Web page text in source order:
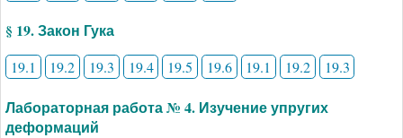
§ 19. Закон Гука
19.1 19.2 19.3 19.4 19.5 19.6 19.1 19.2 19.3
Лабораторная работа № 4. Изучение упругих
деформаций